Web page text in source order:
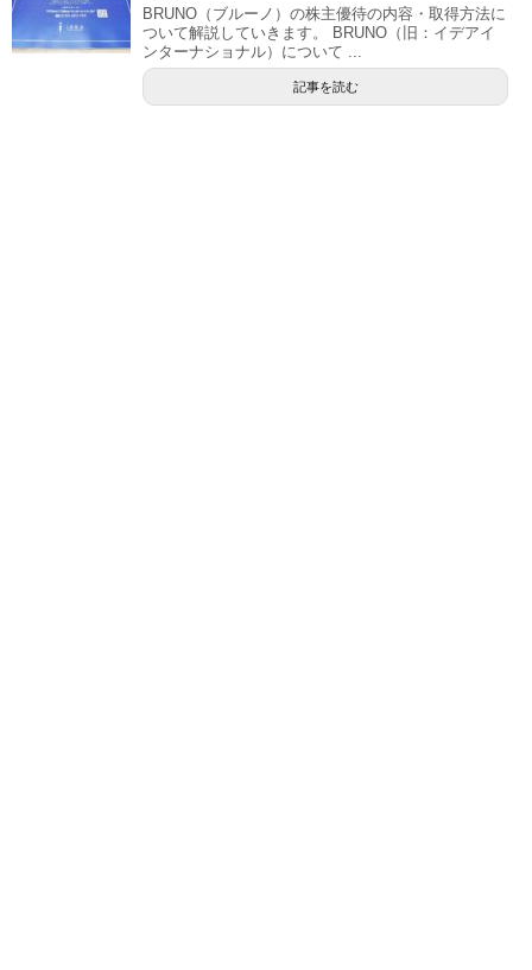
BRUNO（ブルーノ）の株主優待の内容・取得方法に
ついて解説していきます。 BRUNO（旧：イデアイ
ンターナショナル）について ...
記事を読む